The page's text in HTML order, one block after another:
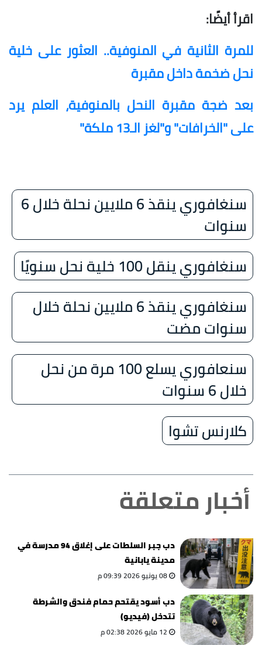
اقرأ أيضًا:
للمرة الثانية في المنوفية.. العثور على خلية
نحل ضخمة داخل مقبرة
بعد ضجة مقبرة النحل بالمنوفية، العلم يرد
على "الخرافات" و"لغز الـ13 ملكة"
سنغافوري ينقذ 6 ملايين نحلة خلال 6
سنوات
سنغافوري ينقل 100 خلية نحل سنويًا
سنغافوري ينقذ 6 ملايين نحلة خلال
سنوات مضت
سنعافوري يسلع 100 مرة من نحل
خلال 6 سنوات
كلارنس تشوا
أخبار متعلقة
دب جبر السلطات على إغلاق 94 مدرسة في
مدينة يابانية
08 يونيو 2026 09:39 م
دب أسود يقتحم حمام فندق والشرطة
تتدخل (فيديو)
12 مايو 2026 02:38 م